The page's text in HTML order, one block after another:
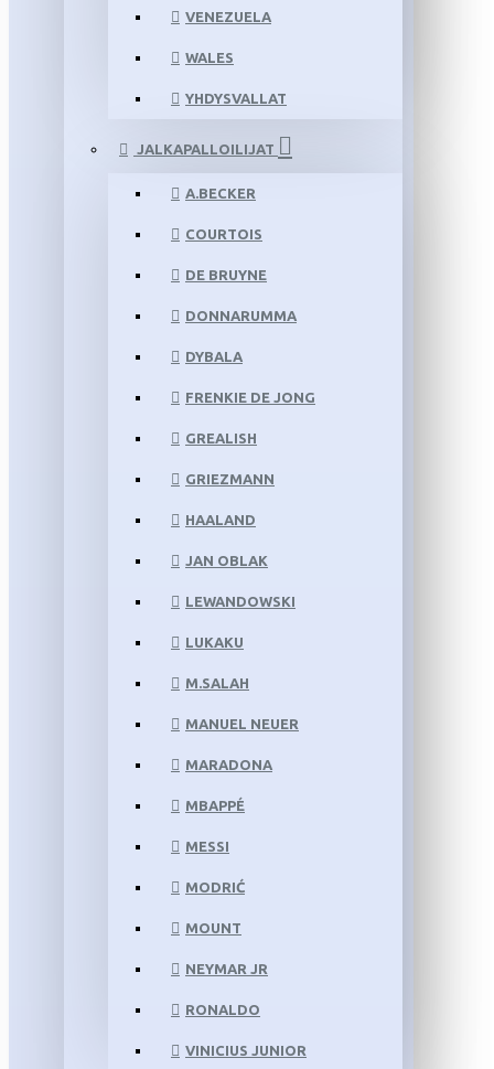
VENEZUELA
WALES
YHDYSVALLAT
JALKAPALLOILIJAT
A.BECKER
COURTOIS
DE BRUYNE
DONNARUMMA
DYBALA
FRENKIE DE JONG
GREALISH
GRIEZMANN
HAALAND
JAN OBLAK
LEWANDOWSKI
LUKAKU
M.SALAH
MANUEL NEUER
MARADONA
MBAPPÉ
MESSI
MODRIĆ
MOUNT
NEYMAR JR
RONALDO
VINICIUS JUNIOR